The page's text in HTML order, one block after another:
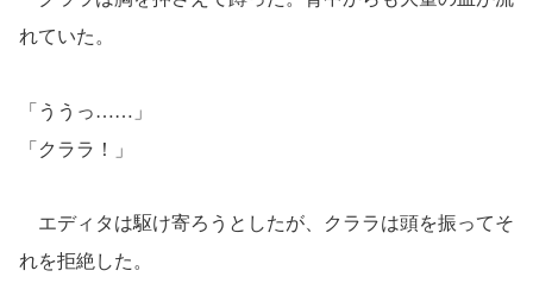
れていた。
「ううっ……」
「クララ！」
エディタは駆け寄ろうとしたが、クララは頭を振ってそ
れを拒絶した。